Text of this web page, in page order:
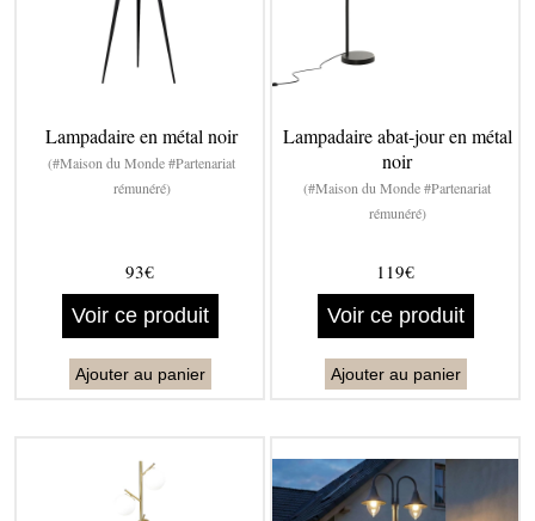
Lampadaire en métal noir
(#Maison du Monde #Partenariat
rémunéré)
93€
Voir ce produit
Ajouter au panier
Lampadaire abat-jour en métal
noir
(#Maison du Monde #Partenariat
rémunéré)
119€
Voir ce produit
Ajouter au panier